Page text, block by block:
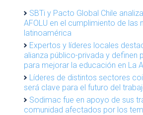
SBTi y Pacto Global Chile
AFOLU en el cumplimiento de
latinoamérica
Expertos y líderes locales
alianza público-privada y definen
para mejorar la educación en La
Líderes de distintos sectores
será clave para el futuro del
Sodimac fue en apoyo de sus
comunidad afectados por los